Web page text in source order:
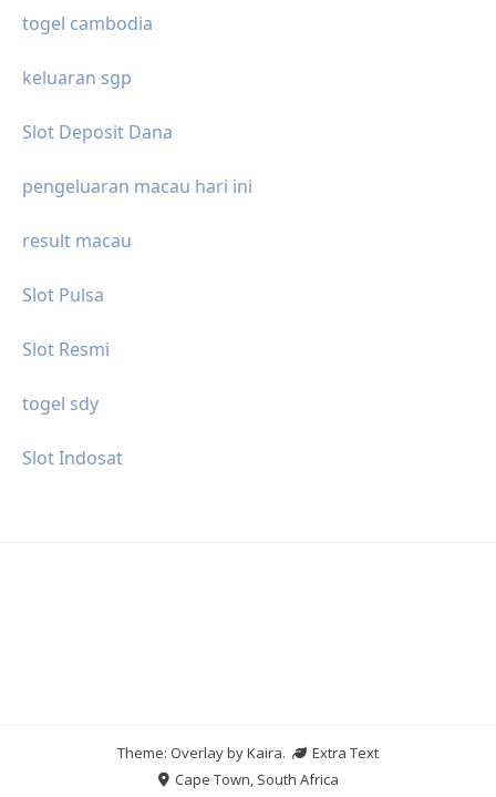
togel cambodia
keluaran sgp
Slot Deposit Dana
pengeluaran macau hari ini
result macau
Slot Pulsa
Slot Resmi
togel sdy
Slot Indosat
Theme: Overlay byKaira.
Extra Text
Cape Town, South Africa